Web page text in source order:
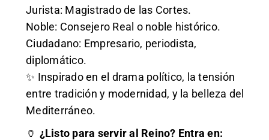
Jurista: Magistrado de las Cortes.
Noble: Consejero Real o noble histórico.
Ciudadano: Empresario, periodista,
diplomático.
✨ Inspirado en el drama político, la tensión
entre tradición y modernidad, y la belleza del
Mediterráneo.
🏺 ¿Listo para servir al Reino? Entra en: